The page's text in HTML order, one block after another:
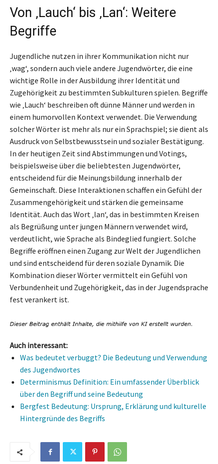
Von ‚Lauch‘ bis ‚Lan‘: Weitere
Begriffe
Jugendliche nutzen in ihrer Kommunikation nicht nur
‚wag‘, sondern auch viele andere Jugendwörter, die eine
wichtige Rolle in der Ausbildung ihrer Identität und
Zugehörigkeit zu bestimmten Subkulturen spielen. Begriffe
wie ‚Lauch‘ beschreiben oft dünne Männer und werden in
einem humorvollen Kontext verwendet. Die Verwendung
solcher Wörter ist mehr als nur ein Sprachspiel; sie dient als
Ausdruck von Selbstbewusstsein und sozialer Bestätigung.
In der heutigen Zeit sind Abstimmungen und Votings,
beispielsweise über die beliebtesten Jugendwörter,
entscheidend für die Meinungsbildung innerhalb der
Gemeinschaft. Diese Interaktionen schaffen ein Gefühl der
Zusammengehörigkeit und stärken die gemeinsame
Identität. Auch das Wort ‚lan‘, das in bestimmten Kreisen
als Begrüßung unter jungen Männern verwendet wird,
verdeutlicht, wie Sprache als Bindeglied fungiert. Solche
Begriffe eröffnen einen Zugang zur Welt der Jugendlichen
und sind entscheidend für deren soziale Dynamik. Die
Kombination dieser Wörter vermittelt ein Gefühl von
Verbundenheit und Zugehörigkeit, das in der Jugendsprache
fest verankert ist.
Auch interessant:
Was bedeutet verbuggt? Die Bedeutung und Verwendung
des Jugendwortes
Determinismus Definition: Ein umfassender Überblick
über den Begriff und seine Bedeutung
Bergfest Bedeutung: Ursprung, Erklärung und kulturelle
Hintergründe des Begriffs